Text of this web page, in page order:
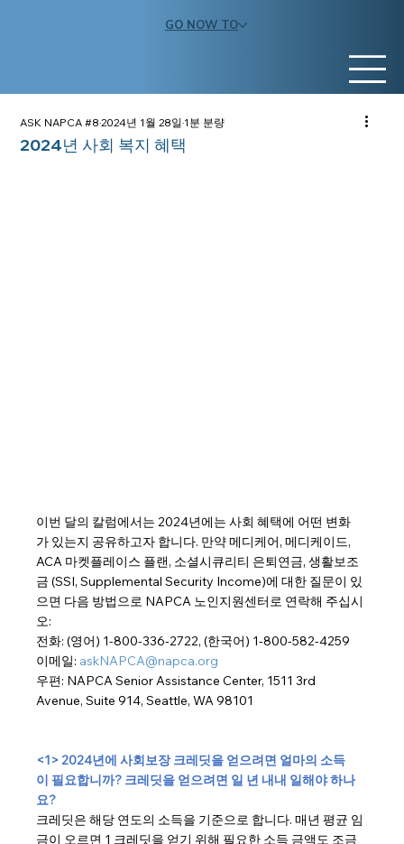
GO NOW TO
2024년 사회 복지 혜택
ASK NAPCA #82024년 1월 28일1분 분량
이번 달의 칼럼에서는 2024년에는 사회 혜택에 어떤 변화
가 있는지 공유하고자 합니다. 만약 메디케어, 메디케이드,
ACA 마켓플레이스 플랜, 소셜시큐리티 은퇴연금, 생활보조
금 (SSI, Supplemental Security Income)에 대한 질문이 있
으면 다음 방법으로 NAPCA 노인지원센터로 연락해 주십시
오:
전화: (영어) 1-800-336-2722, (한국어) 1-800-582-4259
이메일: askNAPCA@napca.org
우편: NAPCA Senior Assistance Center, 1511 3rd
Avenue, Suite 914, Seattle, WA 98101
<1> 2024년에 사회보장 크레딧을 얻으려면 얼마의 소득
이 필요합니까? 크레딧을 얻으려면 일 년 내내 일해야 하나
요?
크레딧은 해당 연도의 소득을 기준으로 합니다. 매년 평균 임
금이 오르면 1 크레딧을 얻기 위해 필요한 소득 금액도 조금